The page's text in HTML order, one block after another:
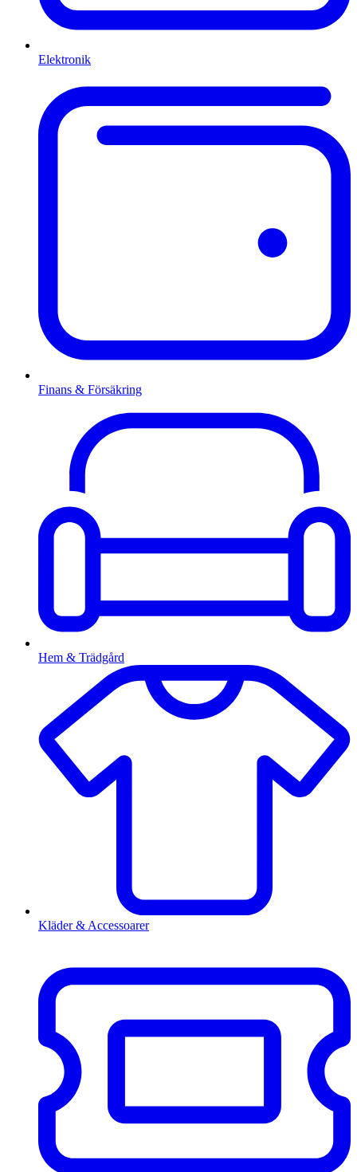
Elektronik
Finans & Försäkring
Hem & Trädgård
Kläder & Accessoarer